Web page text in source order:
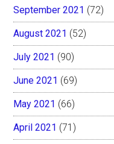
September 2021 (72)
August 2021 (52)
July 2021 (90)
June 2021 (69)
May 2021 (66)
April 2021 (71)